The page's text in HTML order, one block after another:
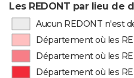
Les REDONT par lieu de
Aucun REDONT n'est
Département où les
Département où les
Département où les